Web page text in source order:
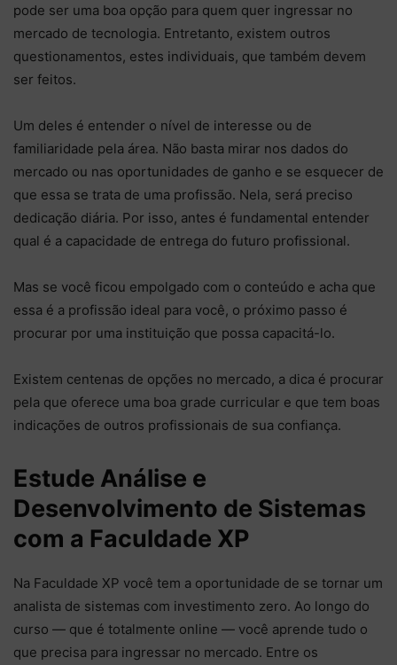
pode ser uma boa opção para quem quer ingressar no
mercado de tecnologia. Entretanto, existem outros
questionamentos, estes individuais, que também devem
ser feitos.
Um deles é entender o nível de interesse ou de
familiaridade pela área. Não basta mirar nos dados do
mercado ou nas oportunidades de ganho e se esquecer de
que essa se trata de uma profissão. Nela, será preciso
dedicação diária. Por isso, antes é fundamental entender
qual é a capacidade de entrega do futuro profissional.
Mas se você ficou empolgado com o conteúdo e acha que
essa é a profissão ideal para você, o próximo passo é
procurar por uma instituição que possa capacitá-lo.
Existem centenas de opções no mercado, a dica é procurar
pela que oferece uma boa grade curricular e que tem boas
indicações de outros profissionais de sua confiança.
Estude Análise e
Desenvolvimento de Sistemas
com a Faculdade XP
Na Faculdade XP você tem a oportunidade de se tornar um
analista de sistemas com investimento zero. Ao longo do
curso — que é totalmente online — você aprende tudo o
que precisa para ingressar no mercado. Entre os